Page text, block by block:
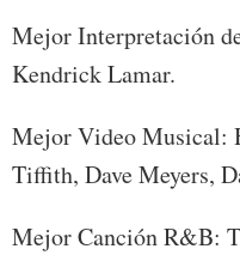
Mejor Interpretación
Kendrick Lamar.
Mejor Video Musical:
Tiffith, Dave Meyers,
Mejor Canción R&B: